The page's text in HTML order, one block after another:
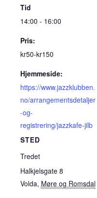
Tid
14:00 - 16:00
Pris:
kr50-kr150
Hjemmeside:
https://www.jazzklubben.
no/arrangementsdetaljer
-og-
registrering/jazzkafe-jilb
STED
Tredet
Halkjelsgate 8
Volda, Møre og Romsdal